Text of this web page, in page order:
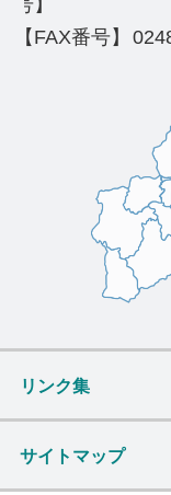
号】
【FAX番号】
リンク集
サイトマップ